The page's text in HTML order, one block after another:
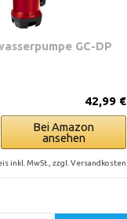
GC-DP
42,99 €
Bei Amazon
ansehen
inkl. MwSt., zzgl. Versandkosten